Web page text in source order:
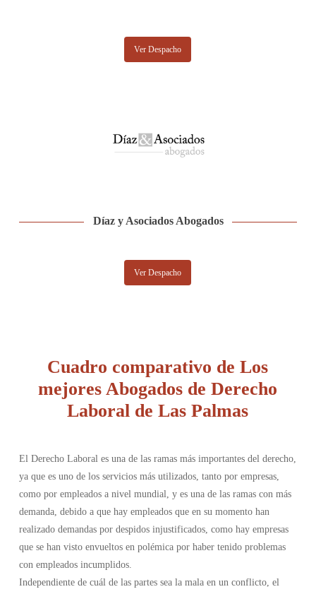
Ver Despacho
Díaz y Asociados Abogados
Ver Despacho
Cuadro comparativo de Los
mejores Abogados de Derecho
Laboral de Las Palmas
El Derecho Laboral es una de las ramas más importantes del derecho,
ya que es uno de los servicios más utilizados, tanto por empresas,
como por empleados a nivel mundial, y es una de las ramas con más
demanda, debido a que hay empleados que en su momento han
realizado demandas por despidos injustificados, como hay empresas
que se han visto envueltos en polémica por haber tenido problemas
con empleados incumplidos.
Independiente de cuál de las partes sea la mala en un conflicto, el